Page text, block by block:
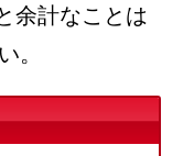
余計なことは
。